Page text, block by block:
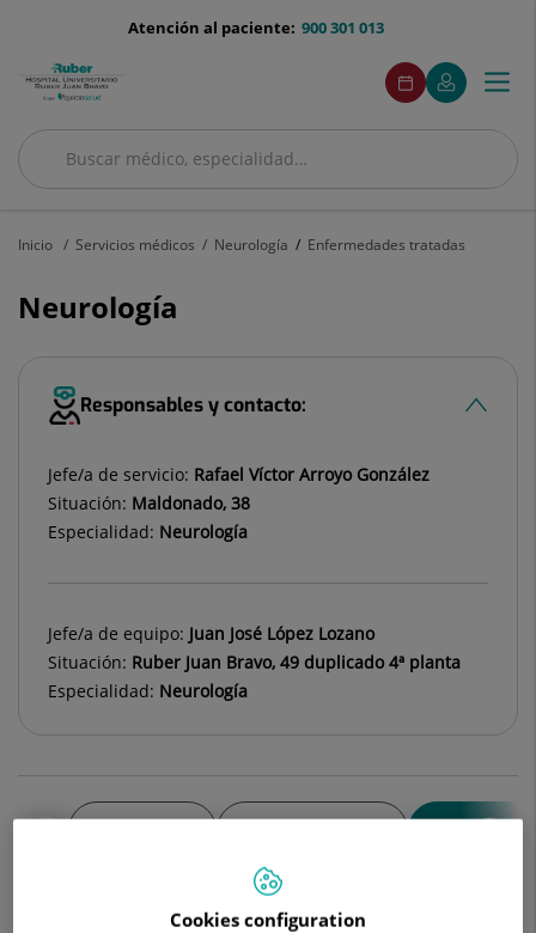
menu-
900 301 013
Atención al paciente:
Buscar
Buscar
menuAcceso
Pedir
cita
Este
enlace
se
en
Mi
Quirónsalud
Este
enlace
se
en
ventana
nueva.
Menú
Inicio Servicios médicos Neurología Enfermedades tratadas
Neurología
Responsables y contacto:
Jefe/a de servicio: Rafael Víctor Arroyo González
Situación: Maldonado, 38
Especialidad: Neurología
Jefe/a de equipo: Juan José López Lozano
Situación: Ruber Juan Bravo, 49 duplicado 4ª planta
Especialidad: Neurología
Cookies configuration